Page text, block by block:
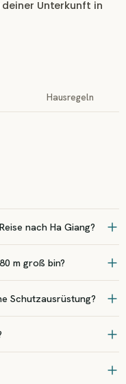
Unterkunft in
Hausregeln
nach Ha Giang?
m groß bin?
Schutzausrüstung?